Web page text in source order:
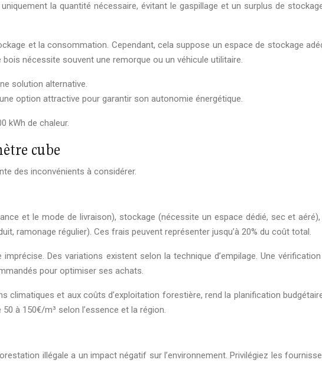
la quantité nécessaire, évitant le gaspillage et un surplus de
et la consommation. Cependant, cela suppose un espace de stockage
nécessite souvent une remorque ou un véhicule utilitaire.
solution alternative.
option attractive pour garantir son autonomie énergétique.
kWh de chaleur.
cube
des inconvénients à considérer.
et le mode de livraison), stockage (nécessite un espace dédié, sec et aéré),
ramonage régulier). Ces frais peuvent représenter jusqu’à 20% du coût total.
Des variations existent selon la technique d’empilage. Une
pour optimiser ses achats.
climatiques et aux coûts d’exploitation forestière, rend la planification
à 150€/m³ selon l’essence et la région.
illégale a un impact négatif sur l’environnement. Privilégiez les